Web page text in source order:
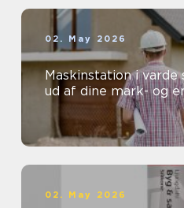
02. May 2026
Maskinstation i varde sådan får du mest
ud af dine mark- og
02. May 2026